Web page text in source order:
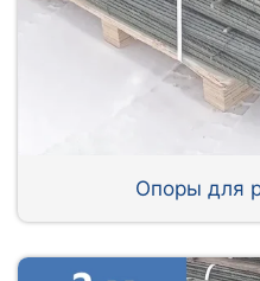
Опоры для